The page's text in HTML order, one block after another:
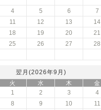
4 5 6 7
11 12 13 14
18 19 20 21
25 26 27 28
翌月(2026年9月)
火 水 木 金
1
2 3 4
8 9 10 11